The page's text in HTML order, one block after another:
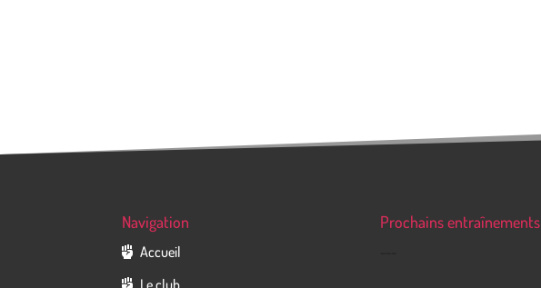
Navigation
Accueil
Le club
Prochains entraînements